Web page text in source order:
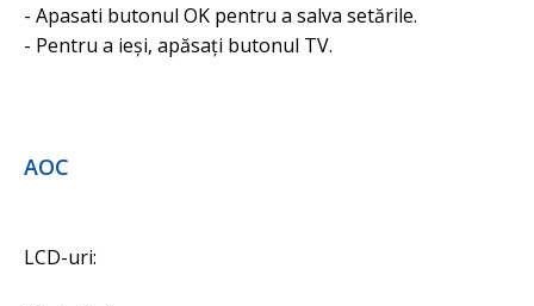
- Apasati butonul OK pentru a salva setările.
- Pentru a ieși, apăsați butonul TV.
AOC
LCD-uri: